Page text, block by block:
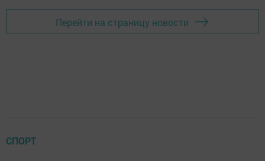
Перейти на страницу новости
СПОРТ